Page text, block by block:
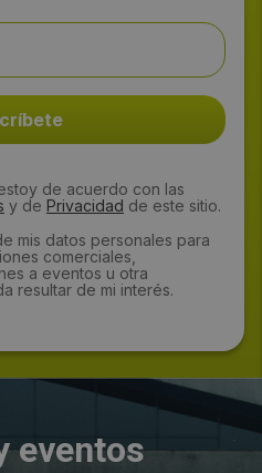
de acuerdo con las
y de Privacidad de este sitio.
mis datos personales para
comerciales,
a eventos u otra
resultar de mi interés.
eventos